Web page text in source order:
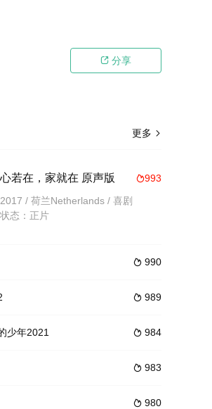
 分享
父亲可以传送、儿子可以和动物对话
추고, 동생에게 둘 사이가 들킬까 조마조마한
the way,
更多 
993
心若在，家就在 原声版
2017 / 荷兰Netherlands / 喜剧
状态：正片
 990
 989
 984
少年2021
 983
 980